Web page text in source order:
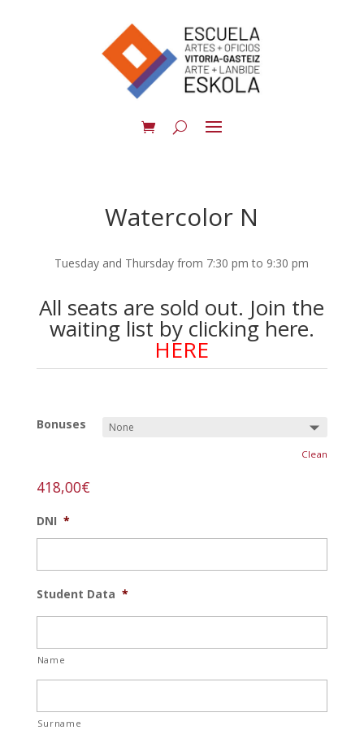
Watercolor N
Tuesday and Thursday from 7:30 pm to 9:30 pm
All seats are sold out. Join the
waiting list by clicking here.
HERE
Bonuses
Clean
418,00€
DNI *
Student Data *
Name
Surname